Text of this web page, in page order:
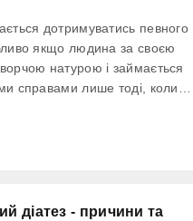
дотримуватись певного
якщо людина за своєю
натурою і займається
справами лише тоді, коли є
виходить і тоді, коли
труднощі, проблеми,
діатез - причини та